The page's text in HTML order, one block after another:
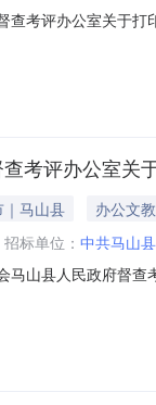
查考评办公室关于
号采购计划文号信
考评办公室关
｜马山县
办公文教
招标单位： 中共马山
马山县人民政府督
12500.02500.0服